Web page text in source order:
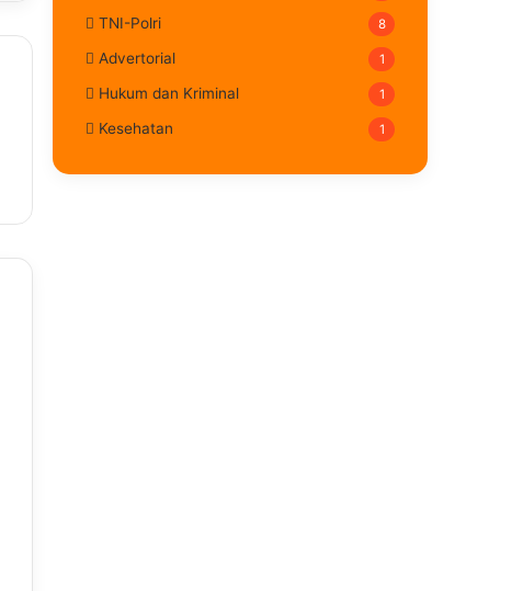
TNI-Polri 8
Advertorial 1
Hukum dan Kriminal 1
Kesehatan 1